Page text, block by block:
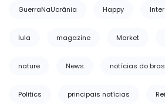
GuerraNaUcrânia Happy
lula magazine Market
nature News notícias do
Politics principais notícias